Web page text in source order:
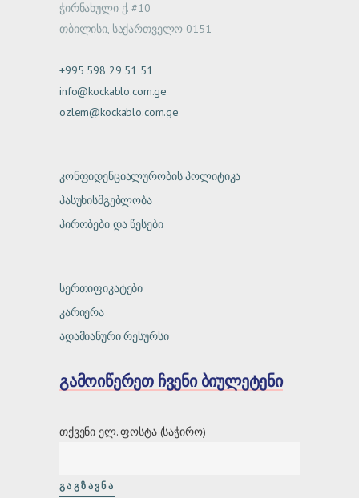
ჭირნახული ქ. #10
თბილისი, საქართველო 0151
+995 598 29 51 51
info@kockablo.com.ge
ozlem@kockablo.com.ge
კონფიდენციალურობის პოლიტიკა
პასუხისმგებლობა
პირობები და წესები
სერთიფიკატები
კარიერა
ადამიანური რესურსი
გამოიწერეთ ჩვენი ბიულეტენი
თქვენი ელ. ფოსტა (საჭირო)
ᲒᲐᲒᲖᲐᲕᲜᲐ